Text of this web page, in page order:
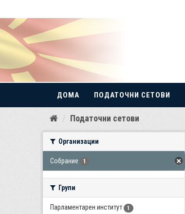
Прескокнете
ДОМА ПОДАТОЧНИ СЕТОВИ
Податочни сетови
Организации
Собрание 1
Групи
Парламентарен институт 1